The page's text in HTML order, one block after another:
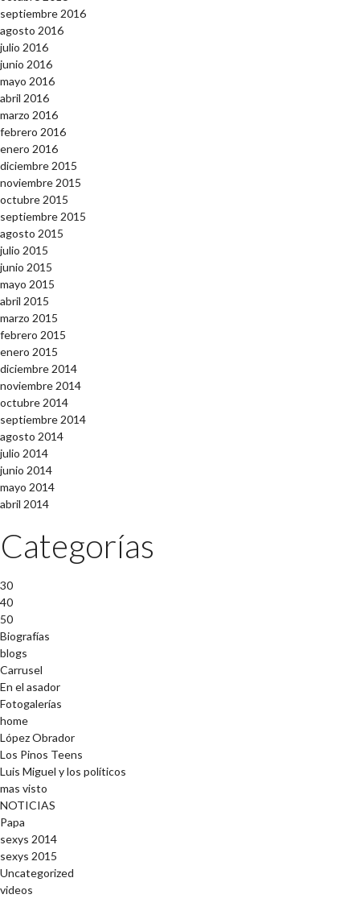
septiembre 2016
agosto 2016
julio 2016
junio 2016
mayo 2016
abril 2016
marzo 2016
febrero 2016
enero 2016
diciembre 2015
noviembre 2015
octubre 2015
septiembre 2015
agosto 2015
julio 2015
junio 2015
mayo 2015
abril 2015
marzo 2015
febrero 2015
enero 2015
diciembre 2014
noviembre 2014
octubre 2014
septiembre 2014
agosto 2014
julio 2014
junio 2014
mayo 2014
abril 2014
Categorías
30
40
50
Biografías
blogs
Carrusel
En el asador
Fotogalerías
home
López Obrador
Los Pinos Teens
Luis Miguel y los políticos
mas visto
NOTICIAS
Papa
sexys 2014
sexys 2015
Uncategorized
videos